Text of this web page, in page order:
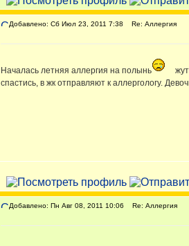
Добавлено: Сб Июл 23, 2011 7:38 Re: Аллергия
Началась летняя аллергия на полынь
спастись, в жк отправляют к аллергологу.
Добавлено: Пн Авг 08, 2011 10:06 Re: Аллергия